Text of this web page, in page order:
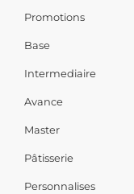
Promotions
Base
Intermediaire
Avance
Master
Pâtisserie
Personnalises